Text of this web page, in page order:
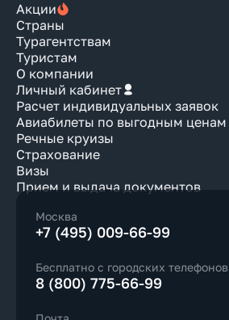
Акции
Страны
Турагентствам
Туристам
О компании
Личный кабинет
Расчет индивидуальных заявок
Авиабилеты по выгодным ценам
Речные круизы
Страхование
Визы
Прием и выдача документов
Москва
+7 (495) 009-66-99
Бесплатно с городских телефонов
8 (800) 775-66-99